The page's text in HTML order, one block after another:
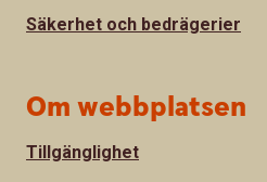
Säkerhet och bedrägerier
Om webbplatsen
Tillgänglighet